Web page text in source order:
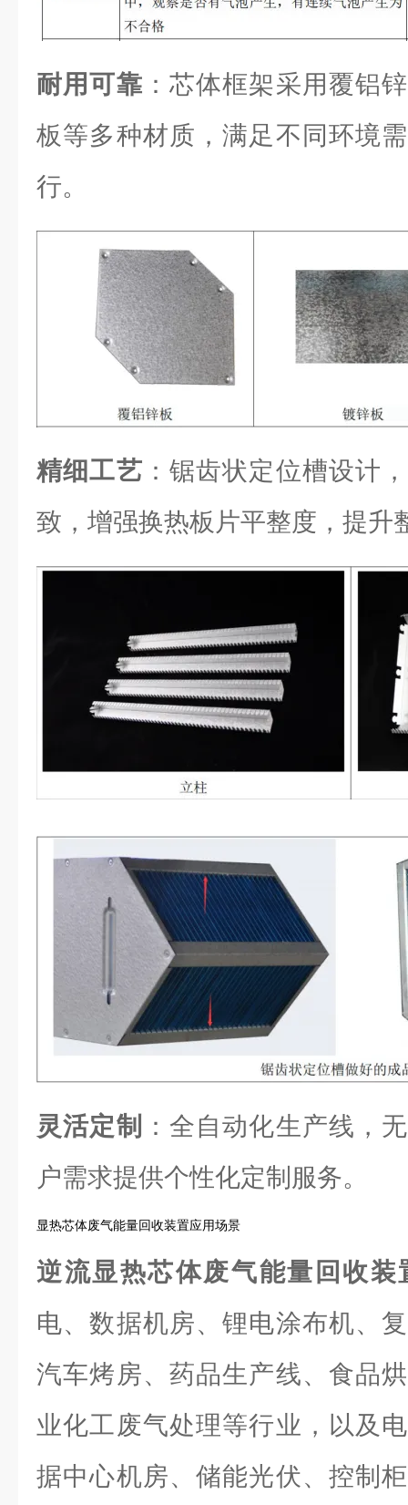
耐用可靠 ：芯体框架采用覆铝
板等多种材质，满足不同环境
行。
精细工艺 ：锯齿状定位槽设计
致，增强换热板片平整度，提升
灵活定制
：全自动化生产线，
户需求提供个性化定制服务。
显热芯体废气能量回收装置应用场景
逆流显热芯体废气能量回收装
电、数据机房、锂电涂布机、
汽车烤房、药品生产线、食品
业化工废气处理等行业，以及
据中心机房、储能光伏、控制